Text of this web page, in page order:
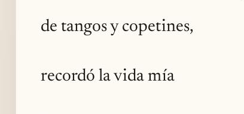
de tangos y copetines,
recordó la vida mía